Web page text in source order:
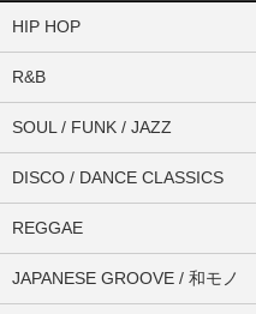
HIP HOP
R&B
SOUL / FUNK / JAZZ
DISCO / DANCE CLASSICS
REGGAE
JAPANESE GROOVE / 和モノ